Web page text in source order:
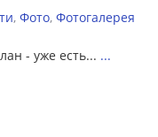
, Фото, Фотогалерея
- уже есть... ...